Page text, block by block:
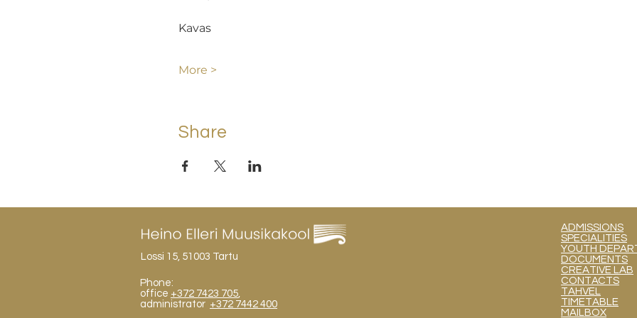
Kavas
More >
Share
Lossi 15, 51003 Tartu
Phone:
office +372 7423 705
administrator +372 7442 400
ADMISSIONS
SPECIALITIES
YOUTH
DOCUMENTS
CREATIVE LAB
CONTACTS
TAHVEL
TIMETABLE
MAILBOX